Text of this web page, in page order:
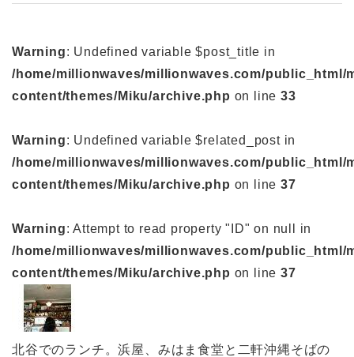
Warning: Undefined variable $post_title in
/home/millionwaves/millionwaves.com/public_html/
content/themes/Miku/archive.php on line33
Warning: Undefined variable $related_post in
/home/millionwaves/millionwaves.com/public_html/
content/themes/Miku/archive.php on line37
Warning: Attempt to read property "ID" on null in
/home/millionwaves/millionwaves.com/public_html/
content/themes/Miku/archive.php on line37
北谷でのランチ。浜屋、みはま食堂と二軒沖縄そばの